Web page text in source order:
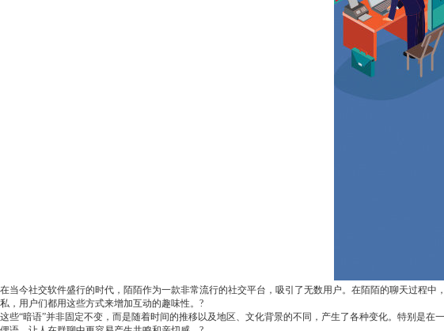
在当今社交软件盛行的时代，陌陌作为一款非常流行的社交平台，吸引了无数用户。在陌陌的聊天过程
私，用户们都用这些方式来增加互动的趣味性。?
这些“暗语”并非固定不变，而是随着时间的推移以及地区、文化背景的不同，产生了各种变化。特别是